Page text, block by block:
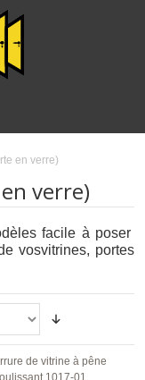
en verre)
verre)
facile à poser
vosvitrines, portes